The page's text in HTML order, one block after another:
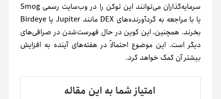
سرمایه‌گذاران می‌توانند این توکن را در وب‌سایت رسمی Smog
یا با مراجعه به گردآورنده‌های DEX مانند Jupiter یا Birdeye
بخرند. همچنین، این کوین در حال فهرست‌شدن در صرافی‌های
دیگر است. این موضوع احتمالاً در هفته‌های آینده به افزایش
بیشتر آن کمک خواهد کرد.
امتیاز شما به این مقاله